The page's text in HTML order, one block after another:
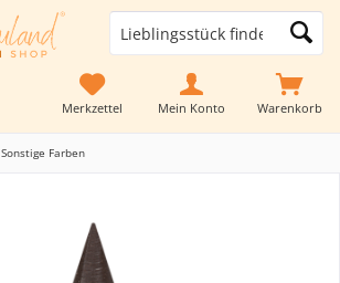
Warenkorb
Merkzettel Mein Konto
Sonstige Farben